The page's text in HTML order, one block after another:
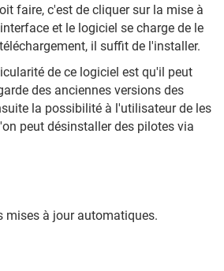
faire, c'est de cliquer sur la mise à
et le logiciel se charge de le
il suffit de l'installer.
de ce logiciel est qu'il peut
des anciennes versions des
la possibilité à l'utilisateur de les
peut désinstaller des pilotes via
mises à jour automatiques.